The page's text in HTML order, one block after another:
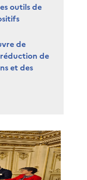
outils de
de
de
et des